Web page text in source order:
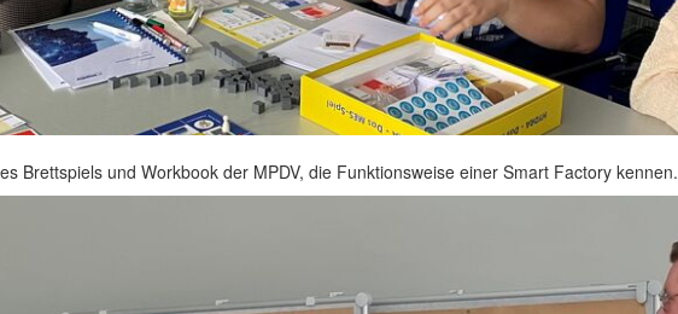
Brettspiels und Workbook der MPDV, die Funktionsweise einer Smart Factory kennen.